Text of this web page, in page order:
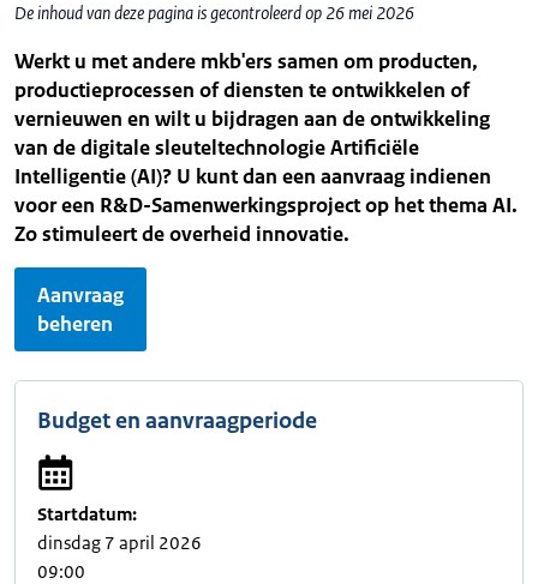
De inhoud van deze pagina is gecontroleerd op 26 mei 2026
Werkt u met andere mkb'ers samen om producten,
productieprocessen of diensten te ontwikkelen of
vernieuwen en wilt u bijdragen aan de ontwikkeling
van de digitale sleuteltechnologie Artificiële
Intelligentie (AI)? U kunt dan een aanvraag indienen
voor een R&D-Samenwerkingsproject op het thema AI.
Zo stimuleert de overheid innovatie.
Aanvraag
beheren
Budget en aanvraagperiode
Startdatum:
dinsdag 7 april 2026
09:00